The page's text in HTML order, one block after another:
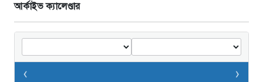
আর্কাইভ ক্যালেণ্ডার
‹ ›